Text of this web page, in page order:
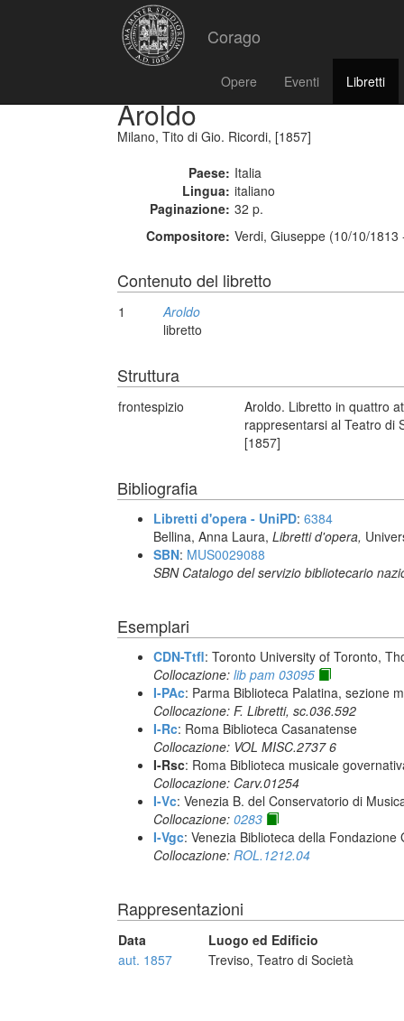
Corago
Opere Eventi Libretti
Aroldo
Milano, Tito di Gio. Ricordi, [1857]
Paese: Italia
Lingua: italiano
Paginazione: 32 p.
Compositore: Verdi, Giuseppe (10/10/
Contenuto del libretto
1
Aroldo
libretto
Struttura
frontespizio
Aroldo. Libretto in quattro
rappresentarsi al Teatro di
[1857]
Bibliografia
Libretti d'opera - UniPD: 6384
Bellina, Anna Laura, Libretti d'opera,
SBN: MUS0029088
SBN Catalogo del servizio bibliotecario
Esemplari
CDN-Ttfl: Toronto University of Toronto,
Collocazione: lib pam 03095
I-PAc: Parma Biblioteca Palatina, sezione
Collocazione: F. Libretti, sc.036.592
I-Rc: Roma Biblioteca Casanatense
Collocazione: VOL MISC.2737 6
I-Rsc: Roma Biblioteca musicale
Collocazione: Carv.01254
I-Vc: Venezia B. del Conservatorio di
Collocazione: 0283
I-Vgc: Venezia Biblioteca della Fondazione
Collocazione: ROL.1212.04
Rappresentazioni
Data
Luogo ed Edificio
aut. 1857
Treviso, Teatro di Società